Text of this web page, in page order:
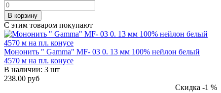
В корзину
С этим товаром покупают
Мононить " Gamma" MF- 03 0. 13 мм 100% нейлон белый
4570 м на пл. конусе
В наличии: 3 шт
238.00 руб
Скидка -1 %